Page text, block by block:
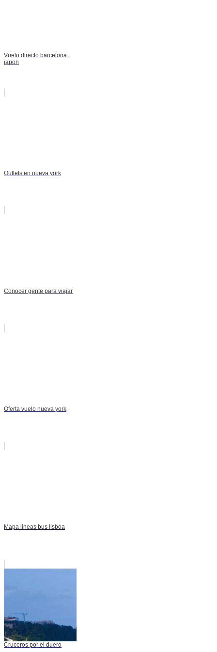
Vuelo directo barcelona
japon
Outlets en nueva york
Conocer gente para viajar
Oferta vuelo nueva york
Mapa lineas bus lisboa
Cruceros por el duero